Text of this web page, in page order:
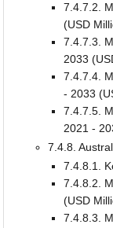
7.4.7.2.
(USD
7.4.7.3.
2033
7.4.7.4.
- 2033
7.4.7.5.
2021 -
7.4.8.
7.4.8.1.
7.4.8.2.
(USD
7.4.8.3.